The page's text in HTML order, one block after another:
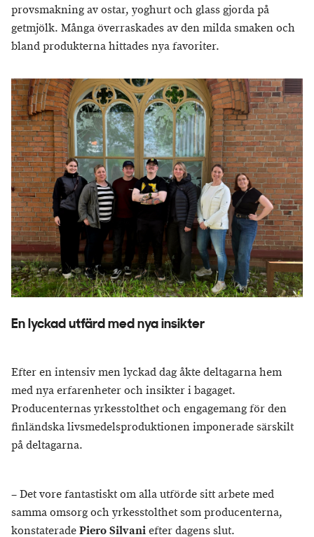
provsmakning av ostar, yoghurt och glass gjorda på
getmjölk. Många överraskades av den milda smaken och
bland produkterna hittades nya favoriter.
En lyckad utfärd med nya insikter
Efter en intensiv men lyckad dag åkte deltagarna hem
med nya erfarenheter och insikter i bagaget.
Producenternas yrkesstolthet och engagemang för den
finländska livsmedelsproduktionen imponerade särskilt
på deltagarna.
– Det vore fantastiskt om alla utförde sitt arbete med
samma omsorg och yrkesstolthet som producenterna,
konstateradePiero Silvaniefter dagens slut.